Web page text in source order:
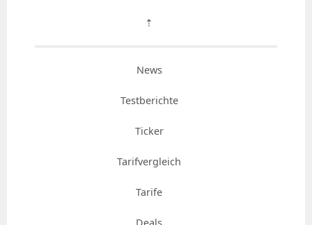
⇡
News
Testberichte
Ticker
Tarifvergleich
Tarife